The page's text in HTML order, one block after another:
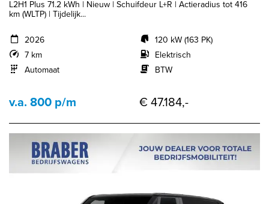
L2H1 Plus 71.2 kWh | Nieuw | Schuifdeur L+R | Actieradius tot 416
km (WLTP) | Tijdelijk...
2026
7 km
Automaat
120 kW (163 PK)
Elektrisch
BTW
v.a. 800 p/m € 47.184,-